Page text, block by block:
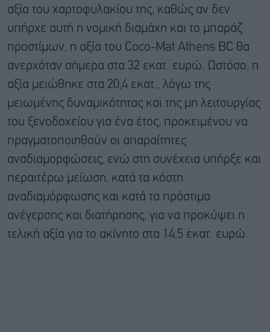
αξία του χαρτοφυλακίου της, καθώς αν δεν
υπήρχε αυτή η νομική διαμάχη και το μπαράζ
προστίμων, η αξία του Coco-Mat Athens BC θα
ανερχόταν σήμερα στα 32 εκατ. ευρώ. Ωστόσο, η
αξία μειώθηκε στα 20,4 εκατ., λόγω της
μειωμένης δυναμικότητας και της μη λειτουργίας
του ξενοδοχείου για ένα έτος, προκειμένου να
πραγματοποιηθούν οι απαραίτητες
αναδιαμορφώσεις, ενώ στη συνέχεια υπήρξε και
περαιτέρω μείωση, κατά τα κόστη
αναδιαμόρφωσης και κατά τα πρόστιμα
ανέγερσης και διατήρησης, για να προκύψει η
τελική αξία για το ακίνητο στα 14,5 εκατ. ευρώ.